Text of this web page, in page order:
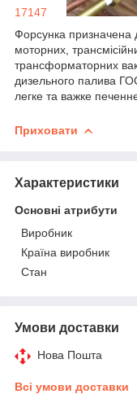
17147
Форсунка призначена
моторних,
трансформаторних
дизельного палива
легке та важке
Приховати
Характеристики
Основні атрибути
Виробник
Країна виробник
Стан
Умови доставки
Нова Пошта
Всі умови доставки